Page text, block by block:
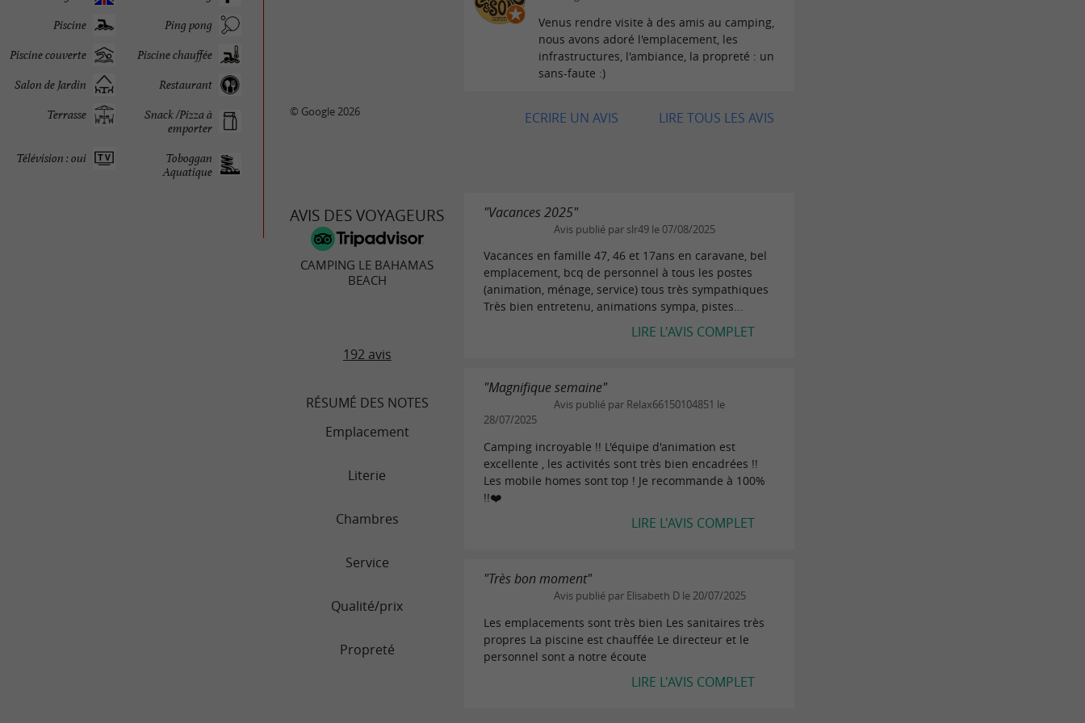
Ping pong
Piscine
Piscine chauffée
Piscine couverte
Restaurant
Salon de Jardin
Snack /Pizza à
emporter
Terrasse
Toboggan
Aquatique
Télévision : oui
Venus rendre visite à des amis au camping,
nous avons adoré l'emplacement, les
infrastructures, l'ambiance, la propreté : un
sans-faute :)
LIRE TOUS LES AVIS
ECRIRE UN AVIS
© Google 2026
AVIS DES VOYAGEURS
CAMPING LE BAHAMAS
BEACH
192 avis
RÉSUMÉ DES NOTES
Emplacement
Literie
Chambres
Service
Qualité/prix
Propreté
"Vacances 2025"
Avis publié par slr49 le 07/08/2025
Vacances en famille 47, 46 et 17ans en caravane, bel
emplacement, bcq de personnel à tous les postes
(animation, ménage, service) tous très sympathiques
Très bien entretenu, animations sympa, pistes...
LIRE L'AVIS COMPLET
"Magnifique semaine"
Avis publié par Relax66150104851 le
28/07/2025
Camping incroyable !! L'équipe d'animation est
excellente , les activités sont très bien encadrées !!
Les mobile homes sont top ! Je recommande à 100%
!!❤️
LIRE L'AVIS COMPLET
"Très bon moment"
Avis publié par Elisabeth D le 20/07/2025
Les emplacements sont très bien Les sanitaires très
propres La piscine est chauffée Le directeur et le
personnel sont a notre écoute
LIRE L'AVIS COMPLET